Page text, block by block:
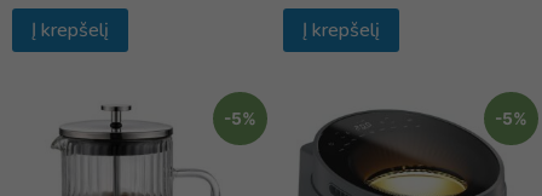
Į krepšelį Į krepšelį
-5% -5%